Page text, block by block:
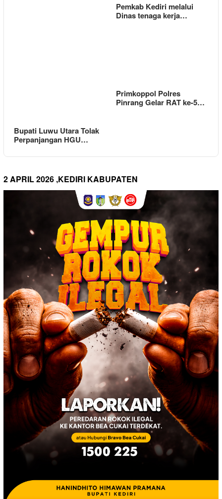
Pemkab Kediri melalui
Dinas tenaga kerja…
Bupati Luwu Utara Tolak
Perpanjangan HGU…
Primkoppol Polres
Pinrang Gelar RAT ke-5…
2 APRIL 2026 ,KEDIRI KABUPATEN